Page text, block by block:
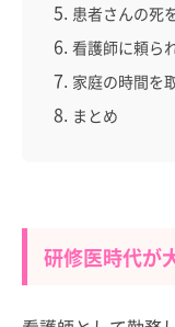
患者さんの死
看護師に頼ら
家庭の時間を
まとめ
研修医時代が